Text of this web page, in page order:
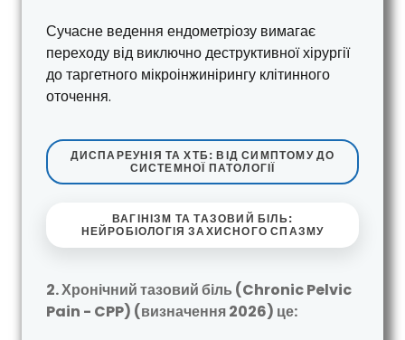
Сучасне ведення ендометріозу вимагає
переходу від виключно деструктивної хірургії
до таргетного мікроінжинірингу клітинного
оточення.
ДИСПАРЕУНІЯ ТА ХТБ: ВІД СИМПТОМУ ДО
СИСТЕМНОЇ ПАТОЛОГІЇ
ВАГІНІЗМ ТА ТАЗОВИЙ БІЛЬ:
НЕЙРОБІОЛОГІЯ ЗАХИСНОГО СПАЗМУ
2. Хронічний тазовий біль (Chronic Pelvic
Pain - CPP) (визначення 2026) це: